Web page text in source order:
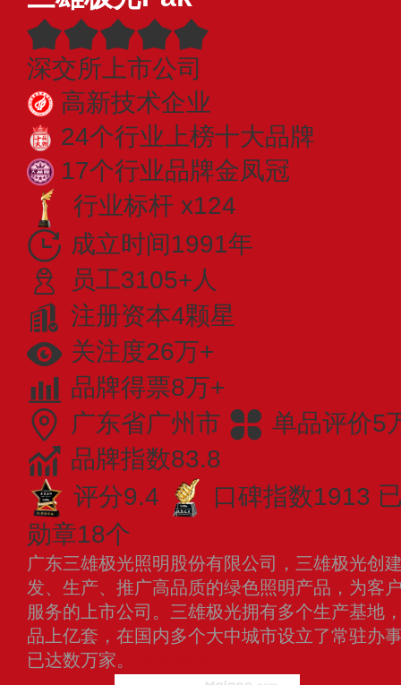
深交所上市公司
高新技术企业
24个行业上榜十大品牌
17个行业品牌金凤冠
行业标杆 x124
成立时间1991年
员工3105+人
注册资本4颗星
关注度26万+
品牌得票8万+
广东省广州市
单品评价5
品牌指数83.8
评分9.4
口碑指数1913
勋章18个
广东三雄极光照明股份有限公司，三雄极光创
发、生产、推广高品质的绿色照明产品，为客
服务的上市公司。三雄极光拥有多个生产基地
品上亿套，在国内多个大中城市设立了常驻办
已达数万家。